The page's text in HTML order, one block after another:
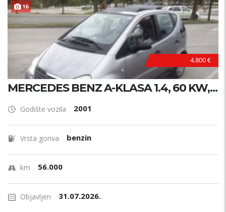
16
4.800 €
MERCEDES BENZ A-KLASA 1.4, 60 KW,...
Godište vozila 2001
Vrsta goriva benzin
km 56.000
Objavljen 31.07.2026.